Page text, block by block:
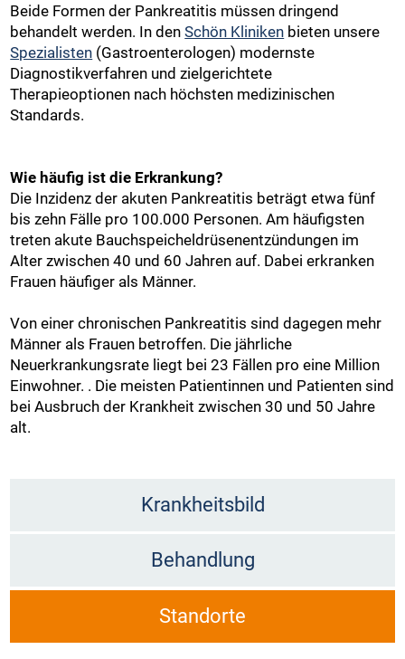
Beide Formen der Pankreatitis müssen dringend
behandelt werden. In denSchön Kliniken bieten unsere
Spezialisten (Gastroenterologen) modernste
Diagnostikverfahren und zielgerichtete
Therapieoptionen nach höchsten medizinischen
Standards.
Wie häufig ist die Erkrankung?
Die Inzidenz der akuten Pankreatitis beträgt etwa fünf
bis zehn Fälle pro 100.000 Personen. Am häufigsten
treten akute Bauchspeicheldrüsenentzündungen im
Alter zwischen 40 und 60 Jahren auf. Dabei erkranken
Frauen häufiger als Männer.
Von einer chronischen Pankreatitis sind dagegen mehr
Männer als Frauen betroffen. Die jährliche
Neuerkrankungsrate liegt bei 23 Fällen pro eine Million
Einwohner. . Die meisten Patientinnen und Patienten sind
bei Ausbruch der Krankheit zwischen 30 und 50 Jahre
alt.
Krankheitsbild
Behandlung
Standorte